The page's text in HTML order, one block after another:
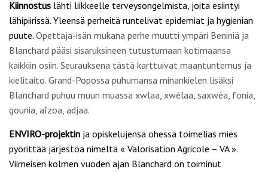
Kiinnostus lähti liikkeelle terveysongelmista, joita esiintyi
lähipiirissä. Yleensä perheitä runtelivat epidemiat ja hygienian
puute. Opettaja-isän mukana perhe muutti ympäri Beniniä ja
Blanchard pääsi sisaruksineen tutustumaan kotimaansa
kaikkiin osiin. Seurauksena tästä karttuivat maantuntemus ja
kielitaito. Grand-Popossa puhumansa minankielen lisäksi
Blanchard puhuu muun muassa xwlaa, xwélaa, saxwèa, fonia,
gounia, aîzoa, adjaa.
ENVIRO-projektin ja opiskelujensa ohessa toimelias mies
pyörittää järjestöä nimeltä « Valorisation Agricole – VA ».
Viimeisen kolmen vuoden ajan Blanchard on toiminut